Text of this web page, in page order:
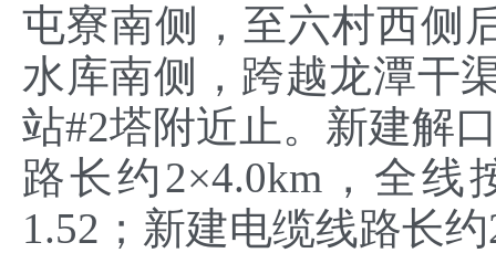
屯寮南侧，至六村西侧
水库南侧，跨越龙潭干
站#2塔附近止。新建解
路长约2×4.0km，全
1.52；新建电缆线路长